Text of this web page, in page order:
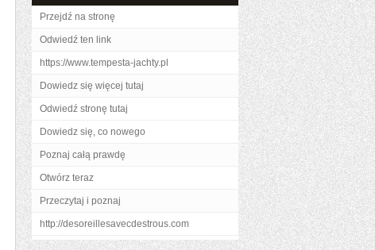
Przejdź na stronę
Odwiedź ten link
https://www.tempesta-jachty.pl
Dowiedz się więcej tutaj
Odwiedź stronę tutaj
Dowiedz się, co nowego
Poznaj całą prawdę
Otwórz teraz
Przeczytaj i poznaj
http://desoreillesavecdestrous.com